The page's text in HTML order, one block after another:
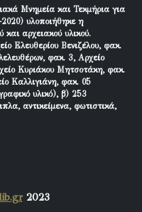
Μνημεία και Τεκμήρια για
υλοποιήθηκε η
αρχειακού υλικού.
Ελευθερίου Βενιζέλου, φακ.
φακ. 3, Αρχείο
Κυριάκου Μητσοτάκη, φακ.
Καλλιγιάνη, φακ. 05
υλικό), β) 253
αντικείμενα, φωτιστικά,
2023